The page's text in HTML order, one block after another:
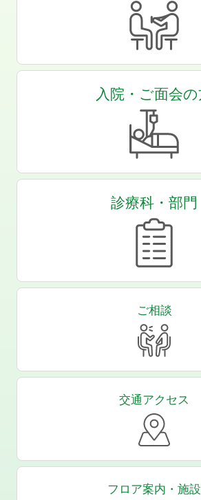
入院・ご面会
診療科・部門
ご相談
交通アクセス
フロア案内・施設